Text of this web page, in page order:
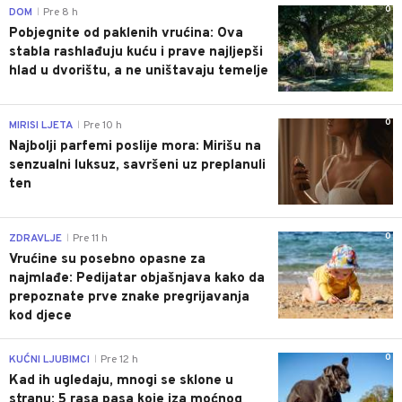
0
DOM Pre 8 h
Pobjegnite od paklenih vrućina: Ova
stabla rashlađuju kuću i prave najljepši
hlad u dvorištu, a ne uništavaju temelje
0
MIRISI LJETA Pre 10 h
Najbolji parfemi poslije mora: Mirišu na
senzualni luksuz, savršeni uz preplanuli
ten
0
ZDRAVLJE Pre 11 h
Vrućine su posebno opasne za
najmlađe: Pedijatar objašnjava kako da
prepoznate prve znake pregrijavanja
kod djece
0
KUĆNI LJUBIMCI Pre 12 h
Kad ih ugledaju, mnogi se sklone u